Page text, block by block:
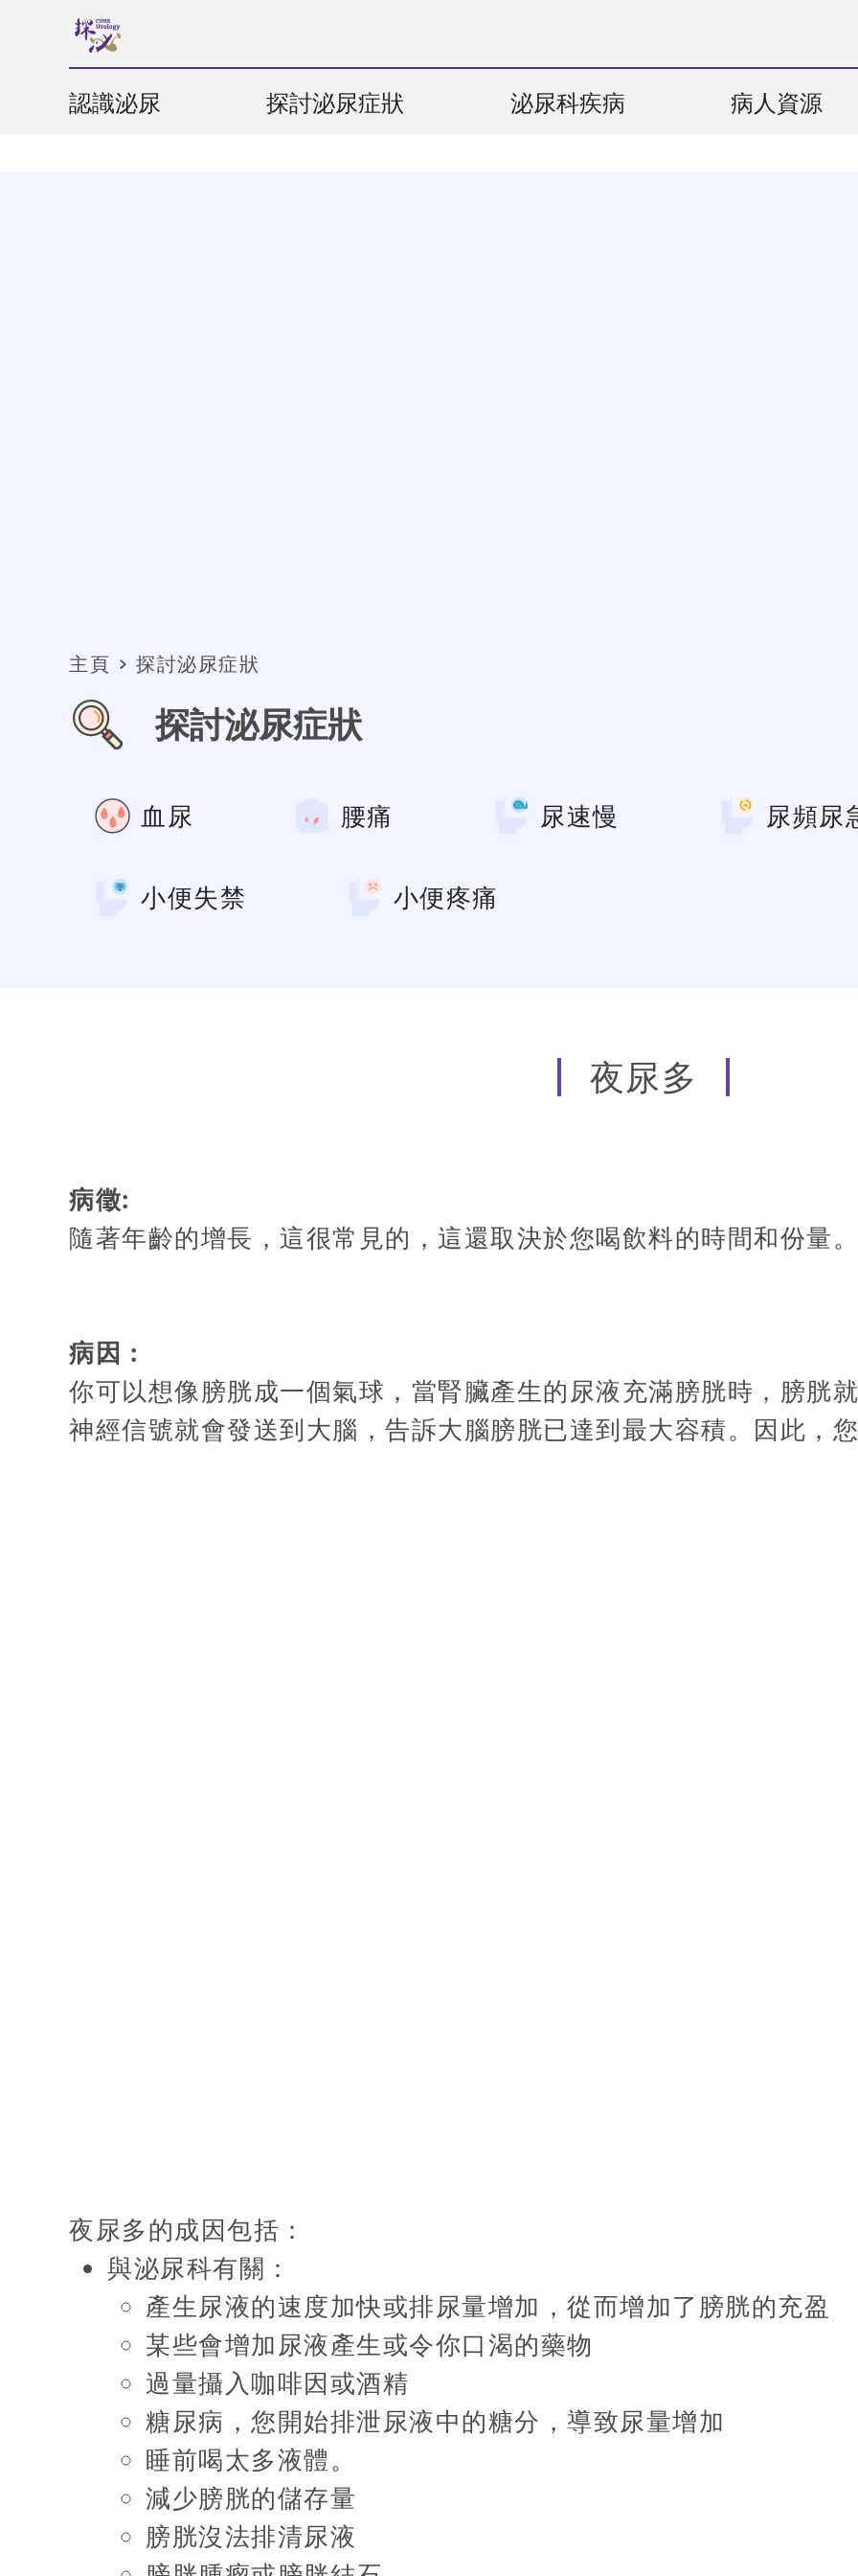
認識泌尿 探討泌尿症狀 泌尿科疾病 病人資源
主頁 探討泌尿症狀
探討泌尿症狀
血尿 腰痛 尿速慢 尿頻尿
小便失禁 小便疼痛
夜尿多
病徵:
隨著年齡的增長，這很常見的，這還取決於您喝飲料的時間和份量。
病因 :
你可以想像膀胱成一個氣球，當腎臟產生的尿液充滿膀胱時，膀胱
神經信號就會發送到大腦，告訴大腦膀胱已達到最大容積。因此，
夜尿多的成因包括：
與泌尿科有關：
產生尿液的速度加快或排尿量增加，從而增加了膀胱的充盈
某些會增加尿液產生或令你口渴的藥物
過量攝入咖啡因或酒精
糖尿病，您開始排泄尿液中的糖分，導致尿量增加
睡前喝太多液體。
減少膀胱的儲存量
膀胱沒法排清尿液